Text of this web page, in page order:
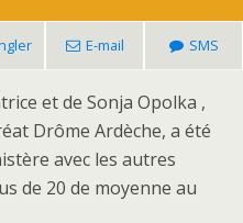
E-mail SMS
et de Sonja Opolka ,
Drôme Ardèche, a été
avec les autres
de 20 de moyenne au